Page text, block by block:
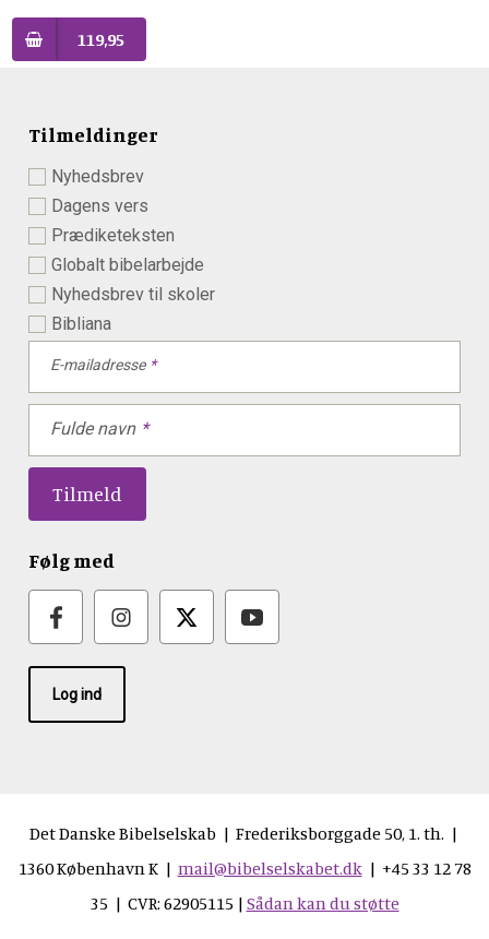
119,95
Tilmeldinger
Nyhedsbrev
Dagens vers
Prædiketeksten
Globalt bibelarbejde
Nyhedsbrev til skoler
Bibliana
E-mailadresse
Fulde navn
Følg med
Log ind
Det Danske Bibelselskab | Frederiksborggade 50, 1. th. |
1360 København K | mail@bibelselskabet.dk| +45 33 12 78
35 | CVR: 62905115 | Sådan kan du støtte